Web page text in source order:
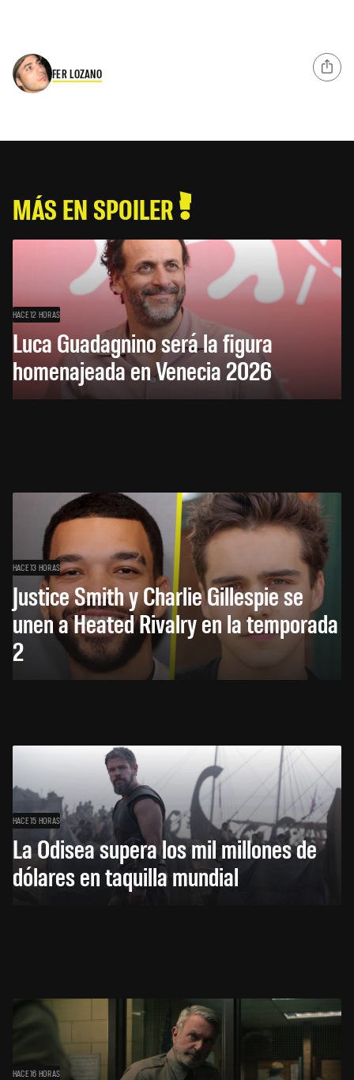
FER LOZANO
MÁS EN SPOILER
HACE 12 HORAS
Luca Guadagnino será la figura
homenajeada en Venecia 2026
HACE 13 HORAS
Justice Smith y Charlie Gillespie se
unen a Heated Rivalry en la temporada
2
HACE 15 HORAS
La Odisea supera los mil millones de
dólares en taquilla mundial
HACE 16 HORAS